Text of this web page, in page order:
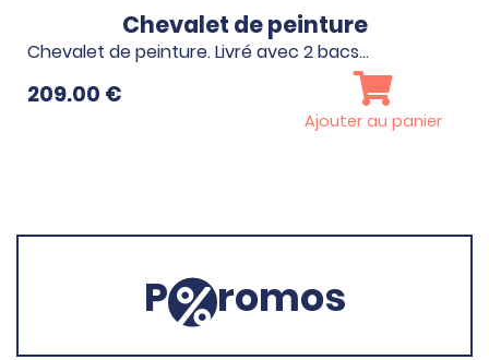
Chevalet de peinture
Chevalet de peinture. Livré avec 2 bacs…
209.00 €
Ajouter au panier
P romos